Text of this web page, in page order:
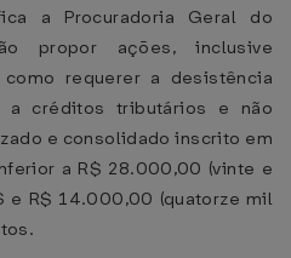
a Procuradoria Geral do
propor ações, inclusive
requerer a desistência
a créditos tributários e não
e consolidado inscrito em
a R$ 28.000,00 (vinte e
e R$ 14.000,00 (quatorze mil